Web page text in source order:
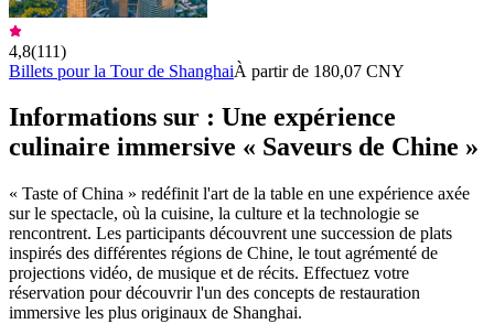
4,8(111)
Billets pour la Tour de ShanghaiÀ partir de 180,07 CNY
Informations sur : Une expérience
culinaire immersive « Saveurs de Chine »
« Taste of China » redéfinit l'art de la table en une expérience axée
sur le spectacle, où la cuisine, la culture et la technologie se
rencontrent. Les participants découvrent une succession de plats
inspirés des différentes régions de Chine, le tout agrémenté de
projections vidéo, de musique et de récits. Effectuez votre
réservation pour découvrir l'un des concepts de restauration
immersive les plus originaux de Shanghai.